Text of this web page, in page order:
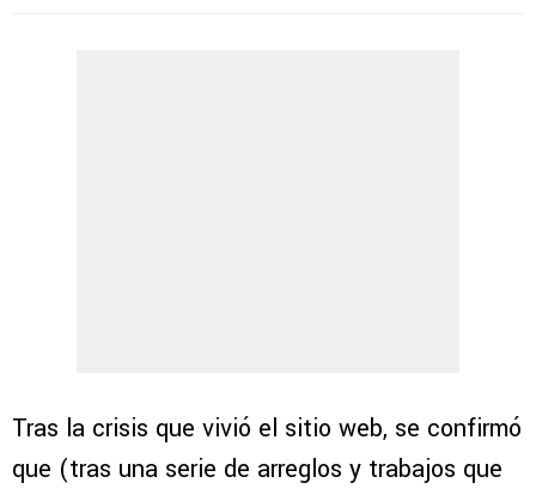
Tras la crisis que vivió el sitio web, se confirmó
que (tras una serie de arreglos y trabajos que